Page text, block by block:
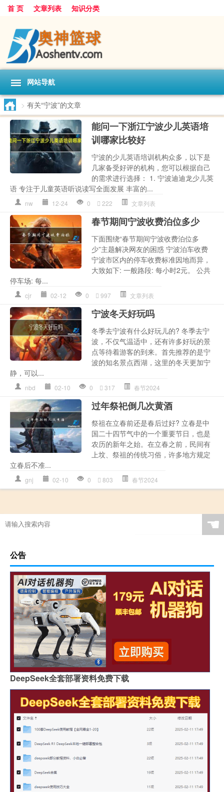
首 页 文章列表 知识分类
网站导航
> 有关“宁波”的文章
能问一下浙江宁波少儿英语培
训哪家比较好
宁波的少儿英语培训机构众多，以下是
几家备受好评的机构，您可以根据自己
的需求进行选择： 1. 宁波迪迪龙少儿英
语 专注于儿童英语听说读写全面发展 丰富的...
nw 12-24 0 222 文章列表
春节期间宁波收费泊位多少
下面围绕“春节期间宁波收费泊位多
少”主题解决网友的困惑 宁波泊车收费
宁波市区内的停车收费标准因地而异，
大致如下: 一般路段: 每小时2元。 公共
停车场: 每...
cjr 02-12 0 997 文章列表
宁波冬天好玩吗
冬季去宁波有什么好玩儿的? 冬季去宁
波，不仅气温适中，还有许多好玩的景
点等待着游客的到来。首先推荐的是宁
波的知名景点西湖，这里的冬天更加宁
静，可以...
nbd 02-10 0 317 春节2024
过年祭祀倒几次黄酒
祭祖在立春前还是春后过好? 立春是中
国二十四节气中的一个重要节日，也是
农历的新年之始。在立春之前，民间有
上坟、祭祖的传统习俗，许多地方规定
立春后不准...
gnj 02-10 0 803 春节2024
☚
公告
DeepSeek全套部署资料免费下载